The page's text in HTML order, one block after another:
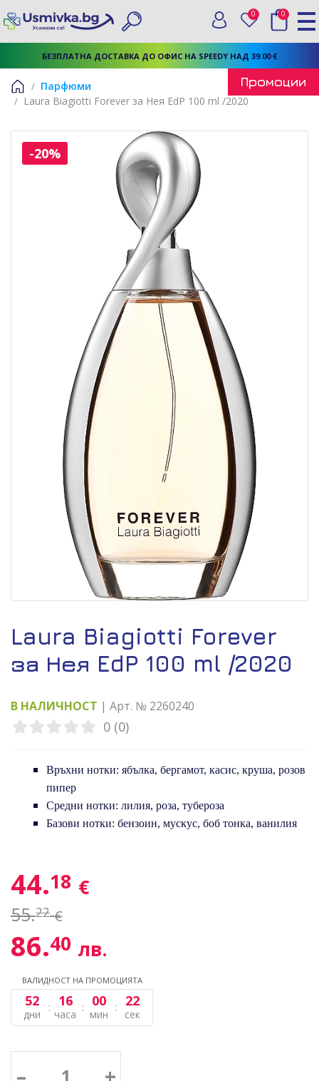
БЕЗПЛАТНА ДОСТАВКА ДО ОФИС НА SPEEDY НАД 39.00 €
Търси
Вход
0 Любими
0
Начало
Парфюми
Laura Biagiotti Forever за Нея EdP 100 ml /2020
-20%
Laura Biagiotti Forever
за Нея EdP 100 ml /2020
В НАЛИЧНОСТ | Арт. № 2260240
0 (0)
Връхни нотки: ябълка, бергамот, касис, круша, розов
пипер
Средни нотки: лилия, роза, тубероза
Базови нотки: бензоин, мускус, боб тонка, ванилия
44.18 €
55.22 €
86.40 лв.
ВАЛИДНОСТ НА ПРОМОЦИЯТА
52
дни
16
часа
00
мин
22
сек
– +
Промоции